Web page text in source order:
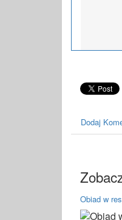
Dodaj
Obiad w